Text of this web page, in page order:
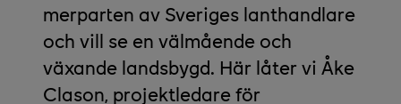
merparten av Sveriges lanthandlare
och vill se en välmående och
växande landsbygd. Här låter vi Åke
Clason, projektledare för